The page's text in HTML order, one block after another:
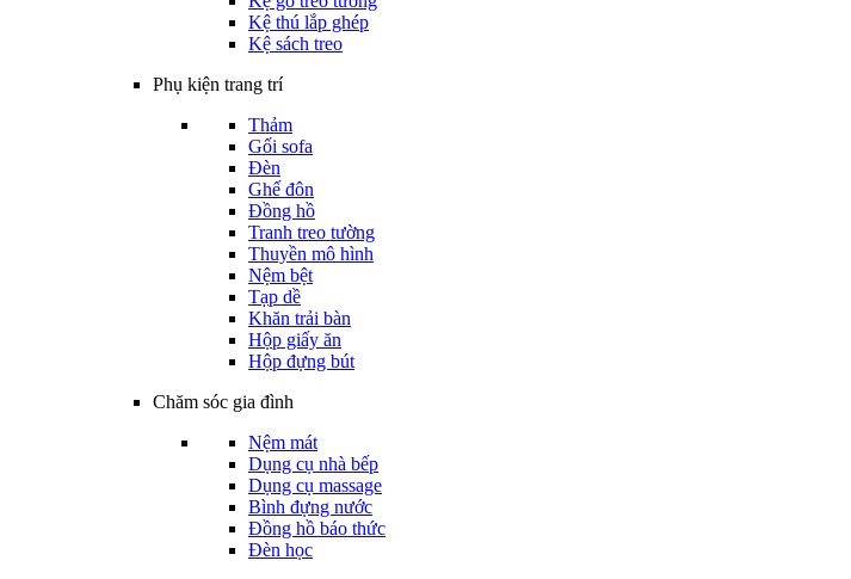
Kệ thú lắp ghép
Kệ sách treo
Phụ kiện trang trí
Thảm
Gối sofa
Đèn
Ghế đôn
Đồng hồ
Tranh treo tường
Thuyền mô hình
Nệm bệt
Tạp dề
Khăn trải bàn
Hộp giấy ăn
Hộp đựng bút
Chăm sóc gia đình
Nệm mát
Dụng cụ nhà bếp
Dụng cụ massage
Bình đựng nước
Đồng hồ báo thức
Đèn học